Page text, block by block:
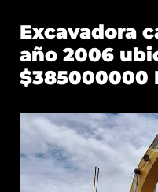
Excavadora
año 2006
$385000000